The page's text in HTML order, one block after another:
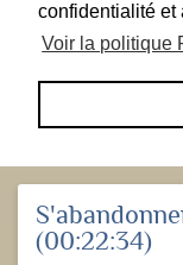
confidentialité et
Voir la politique
(00:22:34)